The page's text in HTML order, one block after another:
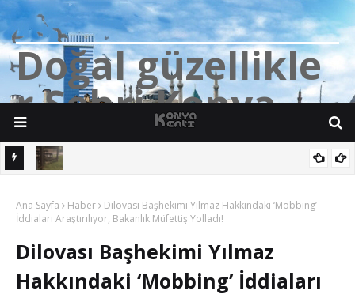
Doğalgüzellikle
rŞehriKonya
Ana Sayfa Haber
Dilovası Başhekimi Yılmaz Hakkındaki ‘Mobbing’
İddiaları Araştırılıyor, Bakanlık Müfettiş Yolladı!
Dilovası Başhekimi Yılmaz
Hakkındaki ‘Mobbing’ İddiaları